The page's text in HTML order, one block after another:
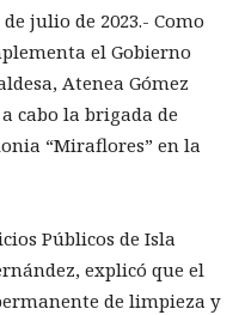
julio de 2023.- Como
el Gobierno
Atenea Gómez
cabo la brigada de
“Miraflores” en la
Públicos de Isla
explicó que el
de limpieza y